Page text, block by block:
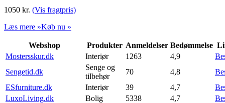
1050 kr. (Vis fragtpris)
Læs mere »Køb nu »
Webshop Produkter Anmeldelser Bedømmelse
Mostersskur.dk
Interiør 1263 4,9
Sengetid.dk
Senge og
tilbehør
70 4,8
ESfurniture.dk
Interiør 39 4,7
LuxoLiving.dk
Bolig 5338 4,7